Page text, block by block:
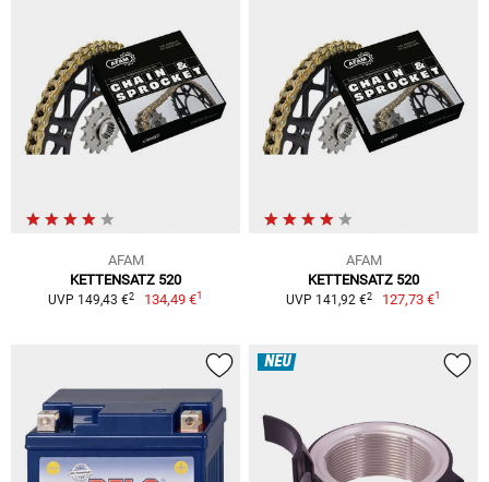
AFAM
KETTENSATZ 520
UVP 149,43 €2 134,49 €1
AFAM
KETTENSATZ 520
UVP 141,92 €2 127,73 €1
NEU